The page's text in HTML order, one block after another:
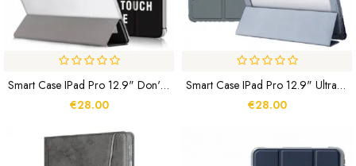
Smart Case IPad Pro 12.9" Don't Touch Dos Transparent
€28.00
Smart Case IPad Pro 12.9" Ultra Résistante Nillkin
€28.00